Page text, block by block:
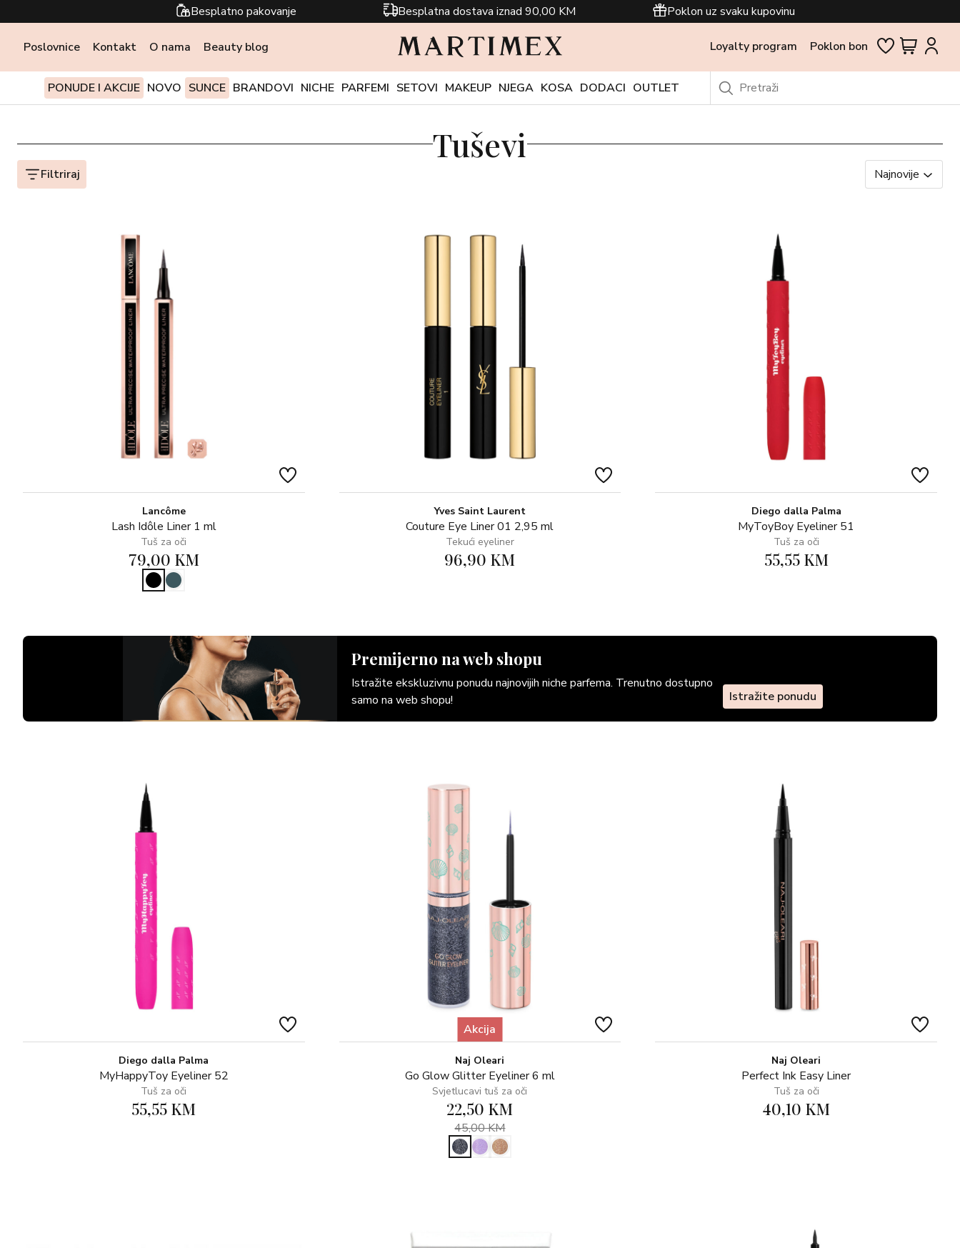
Besplatno pakovanje Besplatna dostava iznad 90,00 KM Poklon uz svaku kupovinu
Poslovnice Kontakt O nama Beauty blog Loyalty program Poklon bon
PONUDE I AKCIJE NOVO SUNCE BRANDOVI NICHE PARFEMI SETOVI MAKEUP NJEGA KOSA DODACI OUTLET
Tuševi
Filtriraj Najnovije
Lancôme
Lash Idôle Liner 1 ml
Tuš za oči
79,00 KM
Yves Saint Laurent
Couture Eye Liner 01 2,95 ml
Tekući eyeliner
96,90 KM
Premijerno na web shopu
Istražite ekskluzivnu ponudu najnovijih niche parfema. Trenutno dostupno
samo na web shopu!
Istražite ponudu
Diego dalla Palma
MyToyBoy Eyeliner 51
Tuš za oči
55,55 KM
Diego dalla Palma
MyHappyToy Eyeliner 52
Tuš za oči
55,55 KM
Akcija
Naj Oleari
Go Glow Glitter Eyeliner 6 ml
Svjetlucavi tuš za oči
22,50 KM
45,00 KM
Naj Oleari
Perfect Ink Easy Liner
Tuš za oči
40,10 KM